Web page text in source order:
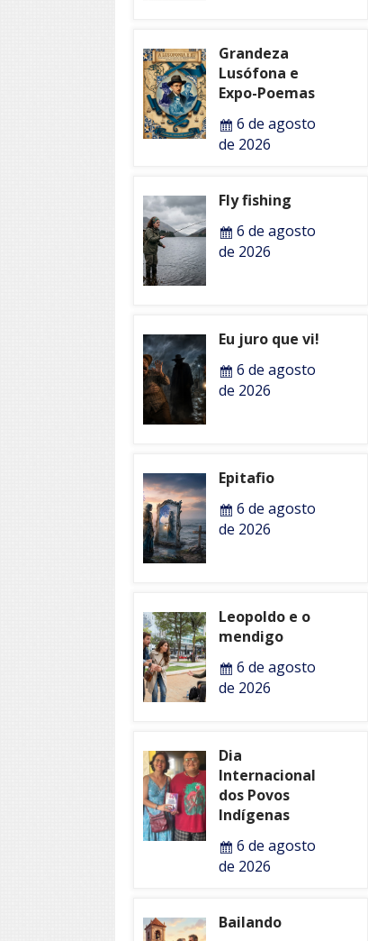
Grandeza
Lusófona e
Expo-Poemas
6 de agosto
de 2026
Fly fishing
6 de agosto
de 2026
Eu juro que vi!
6 de agosto
de 2026
Epitafio
6 de agosto
de 2026
Leopoldo e o
mendigo
6 de agosto
de 2026
Dia
Internacional
dos Povos
Indígenas
6 de agosto
de 2026
Bailando